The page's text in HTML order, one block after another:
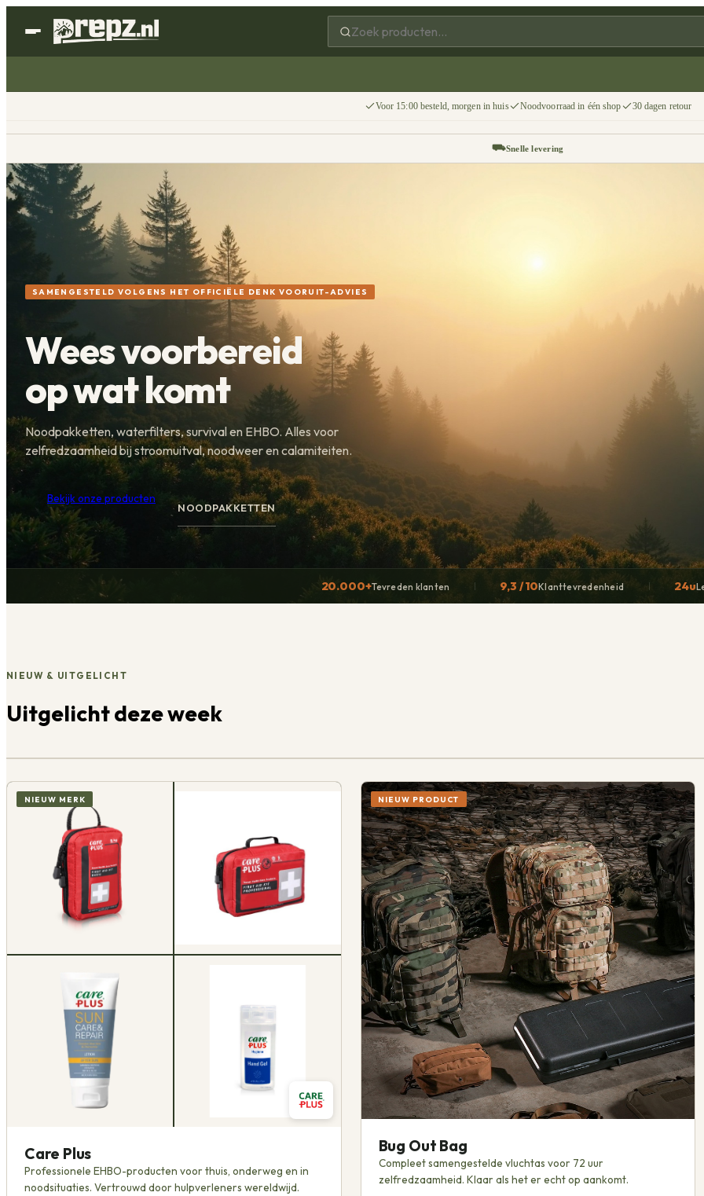
Voor 15:00 besteld, morgen in huis Noodvoorraad in één shop 30 dagen retour
⛟Snelle levering
SAMENGESTELD VOLGENS HET OFFICIËLE DENK VOORUIT-ADVIES
Wees voorbereid
op wat komt
Noodpakketten, waterfilters, survival en EHBO. Alles voor
zelfredzaamheid bij stroomuitval, noodweer en calamiteiten.
Bekijk onze producten
NOODPAKKETTEN
20.000+Tevreden klanten 9,3 / 10Klanttevredenheid 24u
NIEUW & UITGELICHT
Uitgelicht deze week
NIEUW MERK
Care Plus
Professionele EHBO-producten voor thuis, onderweg en in
noodsituaties. Vertrouwd door hulpverleners wereldwijd.
NIEUW PRODUCT
Bug Out Bag
Compleet samengestelde vluchtas voor 72 uur
zelfredzaamheid. Klaar als het er echt op aankomt.